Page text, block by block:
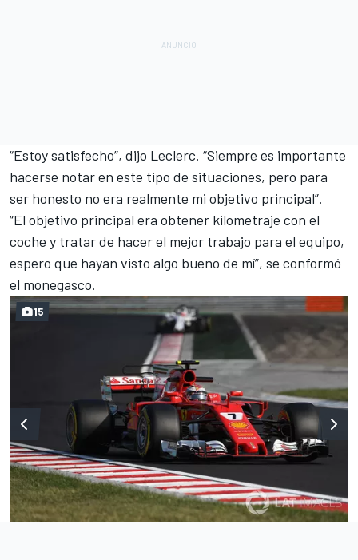
“Estoy satisfecho”, dijo Leclerc. “Siempre es importante
hacerse notar en este tipo de situaciones, pero para
ser honesto no era realmente mi objetivo principal”.
“El objetivo principal era obtener kilometraje con el
coche y tratar de hacerel mejor trabajo para el equipo,
espero que hayan visto algo bueno de mí”, se conformó
el monegasco.
15